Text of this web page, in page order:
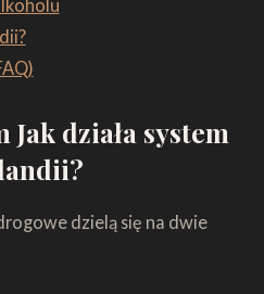
Jak działa system
dzielą się na dwie